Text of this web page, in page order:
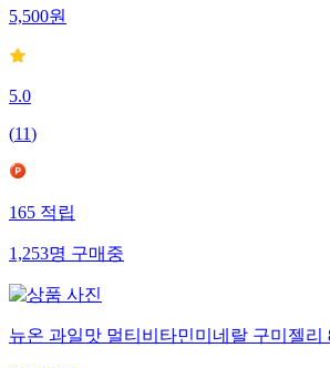
5,500원
5.0
(11)
165적립
1,253명구매중
뉴온 과일맛 멀티비타민미네랄 구미젤리